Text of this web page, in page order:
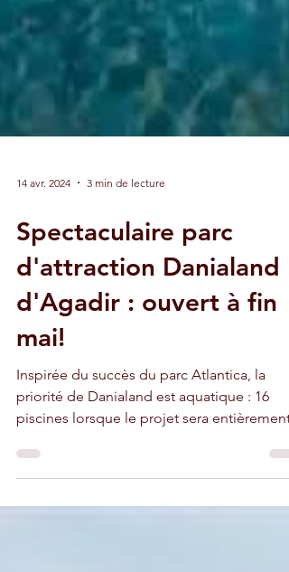
3 min de lecture
Spectaculaire parc
d'attraction Danialand
d'Agadir : ouvert à fin
mai!
Inspirée du succès du parc Atlantica, la
priorité de Danialand est aquatique : 16
piscines lorsque le projet sera entièrement
finalisé.